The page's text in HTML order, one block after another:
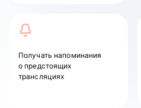
Получать напоминания
о предстоящих
трансляциях